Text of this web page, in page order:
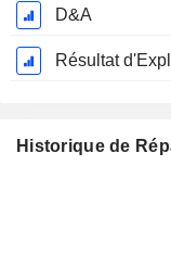
D&A
Résultat
Historique de